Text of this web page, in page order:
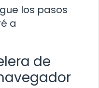
los pasos
a
de